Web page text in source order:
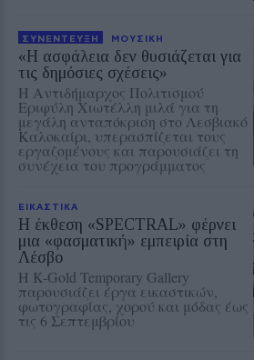
ΣΥΝΕΝΤΕΥΞΗ ΜΟΥΣΙΚΗ
«Η ασφάλεια δεν θυσιάζεται για
τις δημόσιες σχέσεις»
Η Αντιδήμαρχος Πολιτισμού
Εριφύλη Χιωτέλλη μιλά για τη
μεγάλη ανταπόκριση στο Λεσβιακό
Καλοκαίρι, υπερασπίζεται τους
εργαζομένους και παρουσιάζει τη
συνέχεια του προγράμματος
ΕΙΚΑΣΤΙΚΑ
Η έκθεση «SPECTRAL» φέρνει
μια «φασματική» εμπειρία στη
Λέσβο
Η K-Gold Temporary Gallery
παρουσιάζει έργα εικαστικών,
φωτογραφίας, χορού και μόδας έως
τις 6 Σεπτεμβρίου